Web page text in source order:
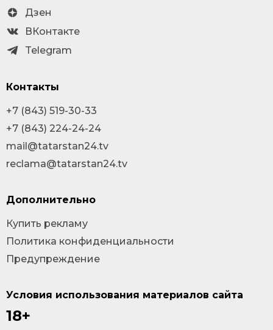
Условия использования материалов сайта
18+
Дзен
ВКонтакте
Telegram
Контакты
+7 (843) 519-30-33
+7 (843) 224-24-24
mail@tatarstan24.tv
reclama@tatarstan24.tv
Дополнительно
Купить рекламу
Политика конфиденциальности
Предупреждение